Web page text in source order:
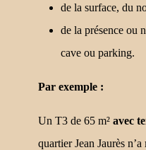
de la surface, du
de la présence ou
cave ou parking.
Par exemple :
Un T3 de 65 m² avec
quartier Jean Jaurès n’a